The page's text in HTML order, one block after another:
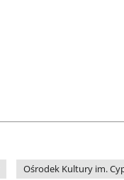
Ośrodek Kultury im.